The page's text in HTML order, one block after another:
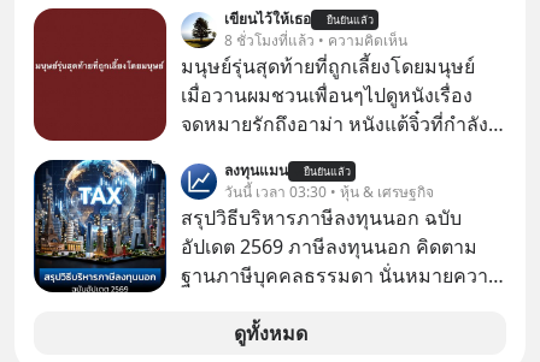
เรื่องจ้อจี้ หาคำตอบได้ที่ “ป้าเก๋าเล่ากล
โกง” EP4 ตอน “เขาบอกว่าจะได้เงิน
คืน” #ป้าเก๋าเล่ากลโกง #แก้เกมกลโกง
#อยู่อย่างยั่งยืน #Cybersecurity #เตือน
เขียนไว้ให้เธอ ยืนยันแล้ว
8 ชั่วโมงที่แล้ว • ความคิดเห็น
มนุษย์รุ่นสุดท้ายที่ถูกเลี้ยงโดยมนุษย์
เมื่อวานผมชวนเพื่อนๆไปดูหนังเรื่อง
จดหมายรักถึงอาม่า หนังแต้จิ๋วที่กำลัง
ป๊าผมเห็นโปสเตอร์หนังเรื่องนี้หลาย
เดือนก่อนและอยากดูมาก ด้วยเพราะว่า
อากงก็มาจากเมืองจีน ป๊าก็พูดแต้จิ๋วได้
มีเรื่องราวมีความผูกพันที่ได้ยินตั้งแต่
ลงทุนแมน ยืนยันแล้ว
วันนี้ เวลา 03:30 • หุ้น & เศรษฐกิจ
สรุปวิธีบริหารภาษีลงทุนนอก ฉบับ
อัปเดต 2569 ภาษีลงทุนนอก คิดตาม
ฐานภาษีบุคคลธรรมดา นั่นหมายความ
ดูทั้งหมด